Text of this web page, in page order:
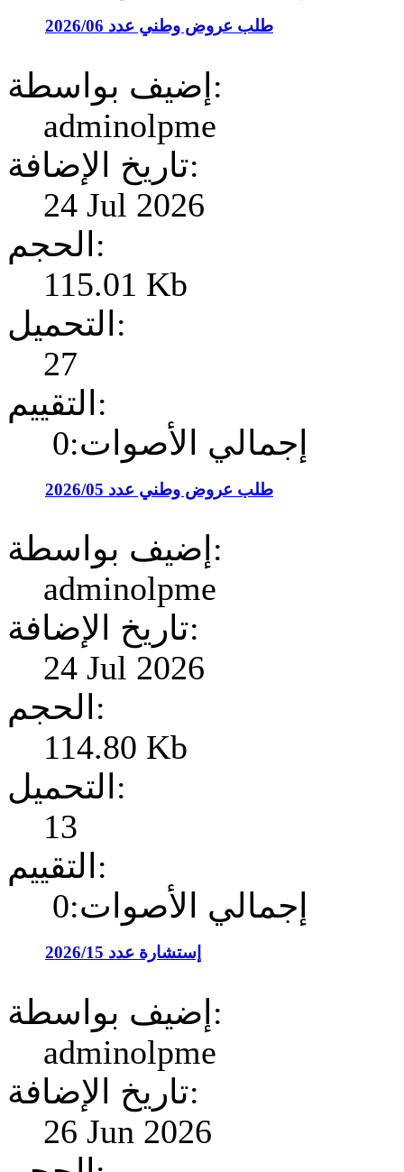
طلب عروض وطني عدد 2026/06
إضيف بواسطة:
adminolpme
تاريخ الإضافة:
24 Jul 2026
الحجم:
115.01 Kb
التحميل:
27
التقييم:
إجمالي الأصوات:0
طلب عروض وطني عدد 2026/05
إضيف بواسطة:
adminolpme
تاريخ الإضافة:
24 Jul 2026
الحجم:
114.80 Kb
التحميل:
13
التقييم:
إجمالي الأصوات:0
إستشارة عدد 2026/15
إضيف بواسطة:
adminolpme
تاريخ الإضافة:
26 Jun 2026